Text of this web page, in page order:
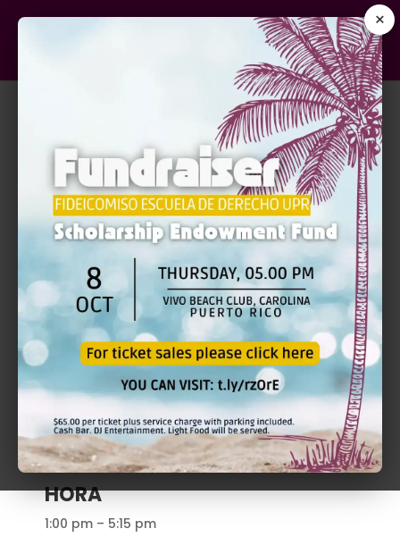
×
RECURSO (S)
Profa. Migdalia Fraticelli Torres
DÍA
Viernes, 8 de Septiembre de 2023
HORA
1:00 pm – 5:15 pm